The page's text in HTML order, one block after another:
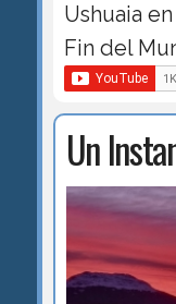
Ushuaia
Fin del
Un